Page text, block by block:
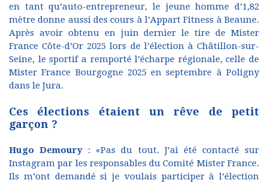
en tant qu’auto-entrepreneur, le jeune homme d’1,82
mètre donne aussi des cours à l’Appart Fitness à Beaune.
Après avoir obtenu en juin dernier le tire de Mister
France Côte-d’Or 2025 lors de l’élection à Châtillon-sur-
Seine, le sportif a remporté l’écharpe régionale, celle de
Mister France Bourgogne 2025 en septembre à Poligny
dans le Jura.
Ces élections étaient un rêve de petit
garçon ?
Hugo Demoury : «Pas du tout. J’ai été contacté sur
Instagram par les responsables du Comité Mister France.
Ils m’ont demandé si je voulais participer à l’élection